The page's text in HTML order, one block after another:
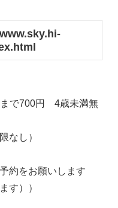
で700円 4歳未満無
なし）
約をお願いします
す））